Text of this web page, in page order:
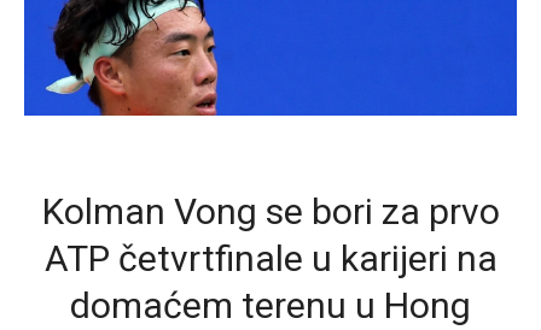
Kolman Vong se bori za prvo
ATP četvrtfinale u karijeri na
domaćem terenu u Hong